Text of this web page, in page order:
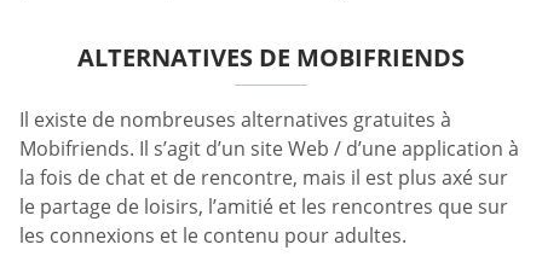
ALTERNATIVES DE MOBIFRIENDS
Il existe de nombreuses alternatives gratuites à
Mobifriends. Il s’agit d’un site Web / d’une application à
la fois de chat et de rencontre, mais il est plus axé sur
le partage de loisirs, l’amitié et les rencontres que sur
les connexions et le contenu pour adultes.